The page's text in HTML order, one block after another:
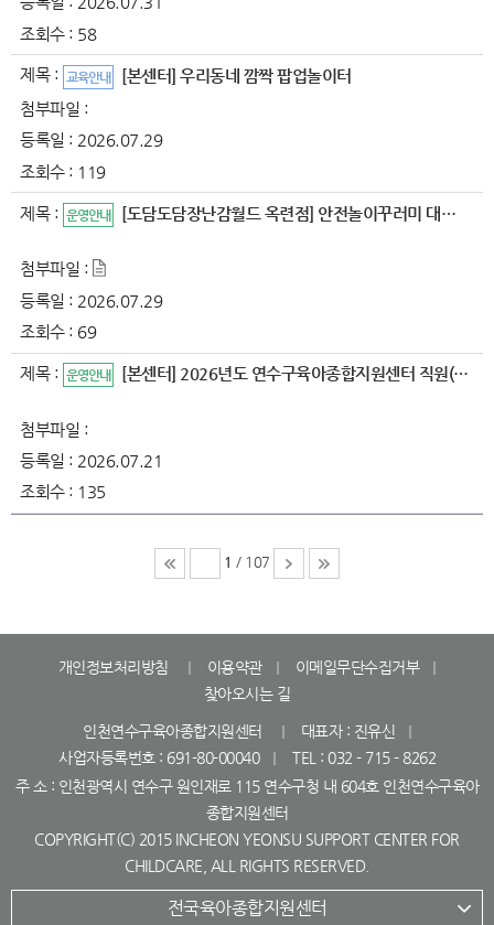
조회수 : 58
제목 : 교육안내
[본센터] 우리동네 깜짝 팝업놀이터
첨부파일 :
등록일 : 2026.07.29
조회수 : 119
제목 : 운영안내 [도담도담장난감월드 옥련점] 안전놀이꾸러미 대여 안내
첨부파일 :
등록일 : 2026.07.29
조회수 : 69
제목 : 운영안내 [본센터] 2026년도 연수구육아종합지원센터 직원(대체교사..
첨부파일 :
등록일 : 2026.07.21
조회수 : 135
1 / 107
개인정보처리방침 이용약관
이메일무단수집거부
찾아오시는 길
인천연수구육아종합지원센터
대표자 : 진유신
사업자등록번호 : 691-80-00040
TEL : 032 - 715 - 8262
주 소 : 인천광역시 연수구 원인재로 115 연수구청 내 604호 인천연수구육아
종합지원센터
COPYRIGHT(C) 2015 INCHEON YEONSU SUPPORT CENTER FOR
CHILDCARE, ALL RIGHTS RESERVED.
전국육아종합지원센터